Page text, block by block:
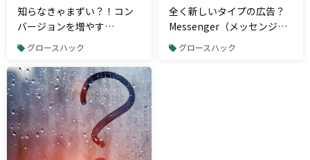
知らなきゃまずい？！コン
バージョンを増やす
（CRO）ためのサービスま
グロースハック
全く新しいタイプの広告？
Messenger（メッセンジャ
ー）広告の特徴と仕様を解
グロースハック